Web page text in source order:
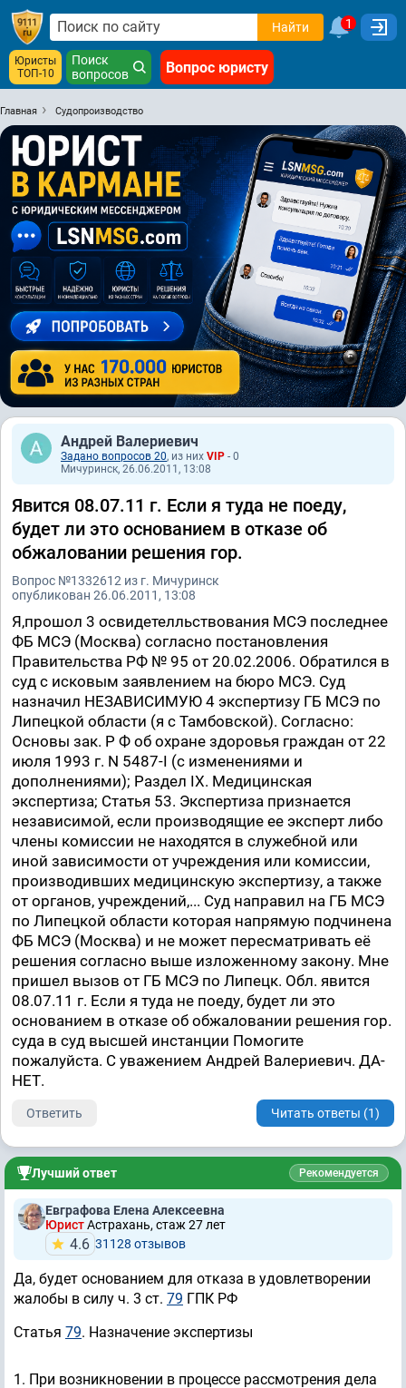
Найти 1
Юристы
ТОП-10
Поиск
вопросов
Вопрос юристу
Главная Судопроизводство
Андрей Валериевич
Задано вопросов 20, из них VIP - 0
Мичуринск, 26.06.2011, 13:08
Явится 08.07.11 г. Если я туда не поеду,
будет ли это основанием в отказе об
обжаловании решения гор.
Вопрос №1332612 из г. Мичуринск
опубликован 26.06.2011, 13:08
Я,прошол 3 освидетелльствования МСЭ последнее
ФБ МСЭ (Москва) согласно постановления
Правительства РФ № 95 от 20.02.2006. Обратился в
суд с исковым заявлением на бюро МСЭ. Суд
назначил НЕЗАВИСИМУЮ 4 экспертизу ГБ МСЭ по
Липецкой области (я с Тамбовской). Согласно:
Основы зак. Р Ф об охране здоровья граждан от 22
июля 1993 г. N 5487-I (с изменениями и
дополнениями); Раздел IX. Медицинская
экспертиза; Статья 53. Экспертиза признается
независимой, если производящие ее эксперт либо
члены комиссии не находятся в служебной или
иной зависимости от учреждения или комиссии,
производивших медицинскую экспертизу, а также
от органов, учреждений,... Суд направил на ГБ МСЭ
по Липецкой области которая напрямую подчинена
ФБ МСЭ (Москва) и не может пересматривать её
решения согласно выше изложенному закону. Мне
пришел вызов от ГБ МСЭ по Липецк. Обл. явится
08.07.11 г. Если я туда не поеду, будет ли это
основанием в отказе об обжаловании решения гор.
суда в суд высшей инстанции Помогите
пожалуйста. С уважением Андрей Валериевич. ДА-
НЕТ.
Ответить Читать ответы (1)
Лучший ответ Рекомендуется
Евграфова Елена Алексеевна
ЮристАстрахань, стаж 27 лет
4.6 31128 отзывов
Да, будет основанием для отказа в удовлетворении
жалобы в силу ч. 3 ст. 79 ГПК РФ
Статья 79. Назначение экспертизы
1. При возникновении в процессе рассмотрения дела